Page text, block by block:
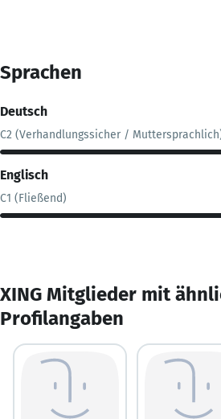
Sprachen
Deutsch
C2 (Verhandlungssicher /
Englisch
C1 (Fließend)
XING Mitglieder mit
Profilangaben